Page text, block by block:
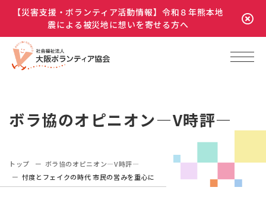
【災害支援・ボランティア活動情報】令和８年熊本地
震による被災地に想いを寄せる方へ
ボラ協のオピニオン―V時評―
トップ
ボラ協のオピニオン―V時評―
忖度とフェイクの時代 市民の営みを重心に